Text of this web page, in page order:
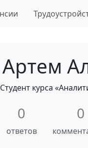
Артем
Студент курса
0
ответов
0